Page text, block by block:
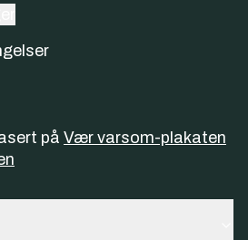
på Vær varsom-plakaten